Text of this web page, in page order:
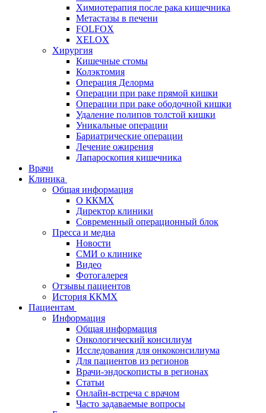
Химиотерапия после рака кишечника
Метастазы в печени
FOLFOX
XELOX
Хирургия
Кишечные стомы
Колэктомия
Операция Делорма
Операции при раке прямой кишки
Операции при раке ободочной кишки
Удаление полипов толстой кишки
Уникальные операции
Бариатрические операции
Лечение ожирения
Лапароскопия кишечника
Врачи
Клиника
Общая информация
О ККМХ
Директор клиники
Современный операционный блок
Пресса и медиа
Новости
СМИ о клинике
Видео
Фотогалерея
Отзывы пациентов
История ККМХ
Пациентам
Информация
Общая информация
Онкологический консилиум
Исследования для онкоконсилиума
Для пациентов из регионов
Врачи-эндоскописты в регионах
Статьи
Онлайн-встреча с врачом
Часто задаваемые вопросы